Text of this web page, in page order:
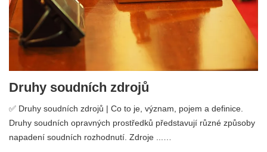
Druhy soudních zdrojů
✅ Druhy soudních zdrojů | Co to je, význam, pojem a definice.
Druhy soudních opravných prostředků představují různé způsoby
napadení soudních rozhodnutí. Zdroje ...…